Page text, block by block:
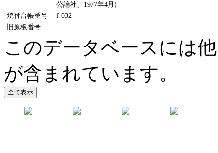
公論社、1977年4月)
焼付台帳番号
f-032
旧原板番号
このデータベースには
が含まれています。